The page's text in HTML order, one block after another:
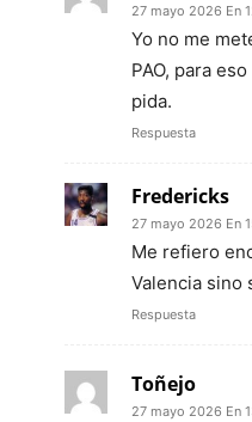
27 mayo 2026 En
Yo no me
PAO, para
pida.
Respuesta
Fredericks
27 mayo 2026 En
Me refiero
Valencia sino
Respuesta
Toñejo
27 mayo 2026 En